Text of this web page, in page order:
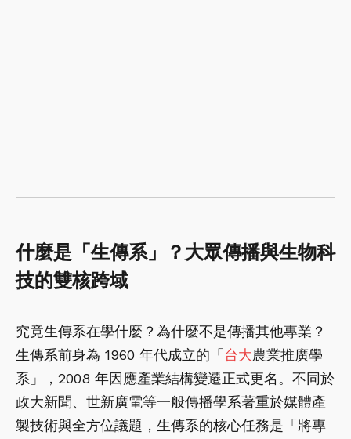
什麼是「生傳系」？大眾傳播與生物科
技的雙核跨域
究竟生傳系在學什麼？為什麼不是傳播其他專業？
生傳系前身為 1960 年代成立的「台大農業推廣學
系」，2008 年因應產業結構變遷正式更名。不同於
政大新聞、世新廣電等一般傳播學系著重於媒體產
製技術與全方位議題，生傳系的核心任務是「將專